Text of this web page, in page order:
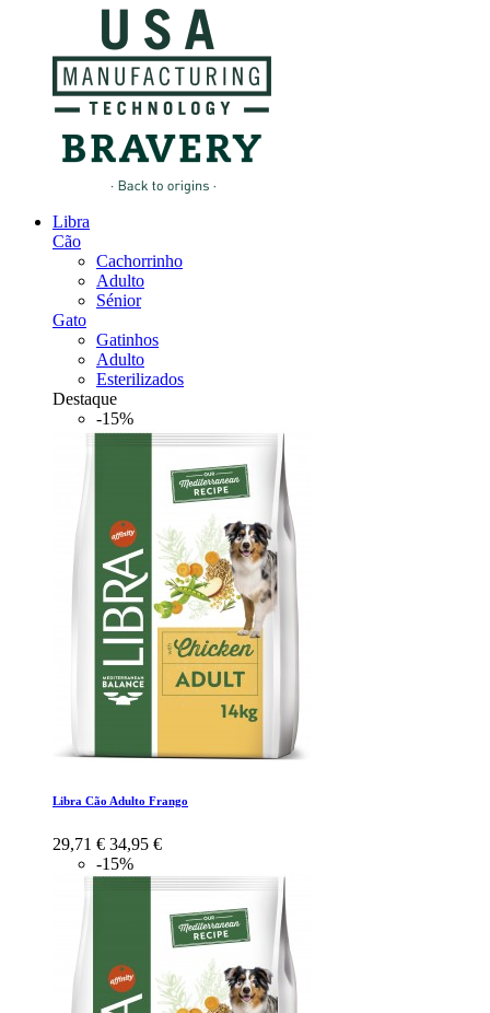
Libra
Cão
Cachorrinho
Adulto
Sénior
Gato
Gatinhos
Adulto
Esterilizados
Destaque
-15%
Libra Cão Adulto Frango
29,71 € 34,95 €
-15%